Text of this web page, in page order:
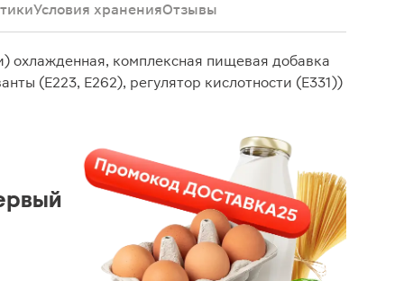
Условия храненияОтзывы
охлажденная, комплексная пищевая добавка
(Е223, Е262), регулятор кислотности (Е331))